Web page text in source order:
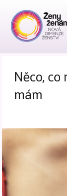
Něco,
mám